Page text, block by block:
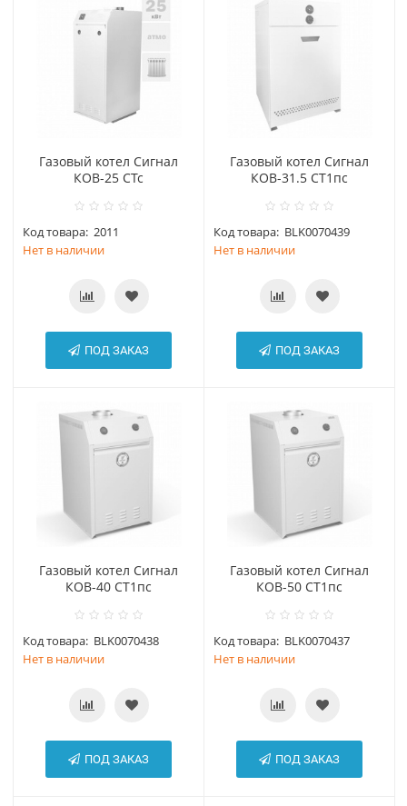
Газовый котел Сигнал
КОВ-25 СТс
Код товара: 2011
Нет в наличии
ПОД ЗАКАЗ
Газовый котел Сигнал
КОВ-31.5 СТ1пс
Код товара: BLK0070439
Нет в наличии
ПОД ЗАКАЗ
Газовый котел Сигнал
КОВ-40 СТ1пс
Код товара: BLK0070438
Нет в наличии
ПОД ЗАКАЗ
Газовый котел Сигнал
КОВ-50 СТ1пс
Код товара: BLK0070437
Нет в наличии
ПОД ЗАКАЗ